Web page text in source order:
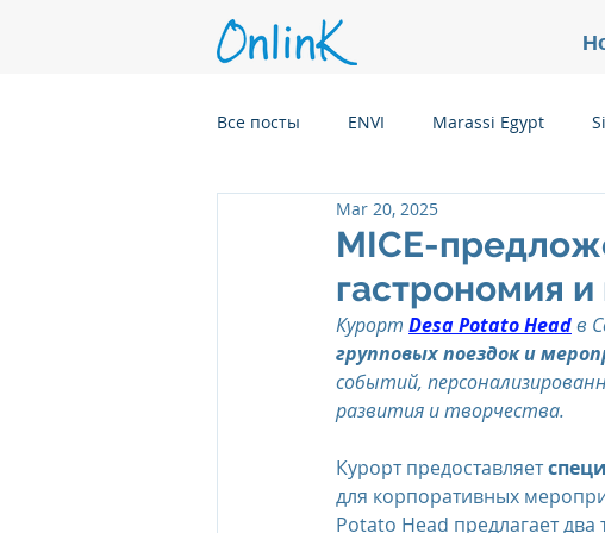
Все посты ENVI Marassi Egypt
Six Senses Kanuhura, Maldives
Six Senses Kaplankaya, Turkey Six
Six Senses Rome, Italy Six Senses Zil
Six Senses CransMontana Switzerland
MICE-
гастрономия
Mar 20, 2025
Курорт Desa Potato Head в
групповых поездок и
событий,
развития и творчества.
Курорт предоставляет
для корпоративных
Potato Head предлагает